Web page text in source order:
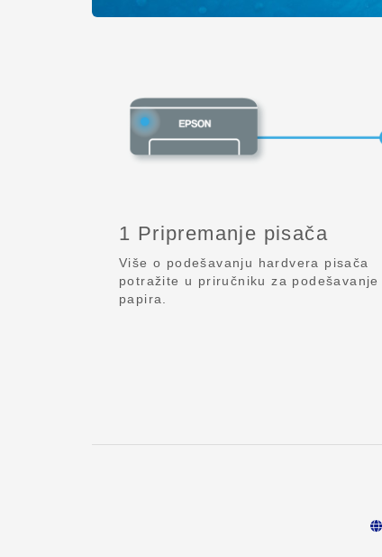
1 Pripremanje pisača
Više o podešavanju hardvera pisača
potražite u priručniku za podešavanje
papira.